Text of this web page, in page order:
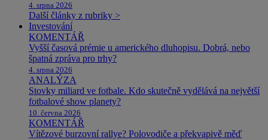
4. srpna 2026
Další články z rubriky >
Investování
KOMENTÁŘ
Vyšší časová prémie u amerického dluhopisu. Dobrá, nebo
špatná zpráva pro trhy?
4. srpna 2026
ANALÝZA
Stovky miliard ve fotbale. Kdo skutečně vydělává na největší
fotbalové show planety?
10. června 2026
KOMENTÁŘ
Vítězové burzovní rallye? Polovodiče a překvapivě měď